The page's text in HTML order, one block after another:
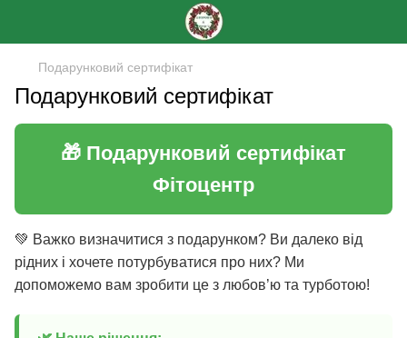
Подарунковий сертифікат
Подарунковий сертифікат
🎁 Подарунковий сертифікат
Фітоцентр
💚 Важко визначитися з подарунком? Ви далеко від
рідних і хочете потурбуватися про них? Ми
допоможемо вам зробити це з любов’ю та турботою!